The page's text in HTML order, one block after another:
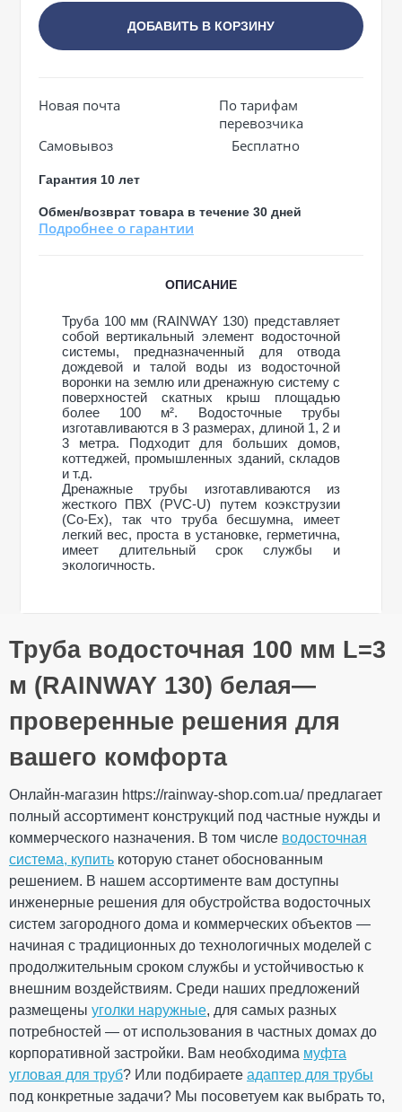
ДОБАВИТЬ В КОРЗИНУ
Новая почта
По тарифам
перевозчика
Самовывоз
Бесплатно
Гарантия 10 лет
Обмен/возврат товара в течение 30 дней
Подробнее о гарантии
ОПИСАНИЕ
Труба 100 мм (RAINWAY 130) представляет
собой вертикальный элемент водосточной
системы, предназначенный для отвода
дождевой и талой воды из водосточной
воронки на землю или дренажную систему с
поверхностей скатных крыш площадью
более 100 м². Водосточные трубы
изготавливаются в 3 размерах, длиной 1, 2 и
3 метра. Подходит для больших домов,
коттеджей, промышленных зданий, складов
и т.д.
Дренажные трубы изготавливаются из
жесткого ПВХ (PVC-U) путем коэкструзии
(Co-Ex), так что труба бесшумна, имеет
легкий вес, проста в установке, герметична,
имеет длительный срок службы и
экологичность.
Общие характеристики
Тип системы
130/100 мм
Материал
ПВХ (PVC-U)
Технология
Коекструзия (Co-
Размеры
Длина
3000 мм
Габариты
3000 × 100 × 100
мм
Количество в
упаковке
5 шт
Дополнительные характеристики
Температура
использования
от - 40°С / до +
60°С
Температура для
монтажа
от + 5°С
Устойчивость к УФ-
излучению
Устойчивый
Гарантия
10 лет
Европейский
стандарт
EN 12200-1:2016
Сертификат
соответствия
Сертифицирован
Оставьте свой отзыв
Ваше имя
Ваш отзыв
Рейтинг
Труба водосточная 100 мм L=3
м (RAINWAY 130) белая—
проверенные решения для
вашего комфорта
Онлайн-магазин https://rainway-shop.com.ua/ предлагает
полный ассортимент конструкций под частные нужды и
коммерческого назначения. В том числе водосточная
система, купить которую станет обоснованным
решением. В нашем ассортименте вам доступны
инженерные решения для обустройства водосточных
систем загородного дома и коммерческих объектов —
начиная с традиционных до технологичных моделей с
продолжительным сроком службы и устойчивостью к
внешним воздействиям. Среди наших предложений
размещены уголки наружные, для самых разных
потребностей — от использования в частных домах до
корпоративной застройки. Вам необходима муфта
угловая для труб? Или подбираете адаптер для трубы
под конкретные задачи? Мы посоветуем как выбрать то,